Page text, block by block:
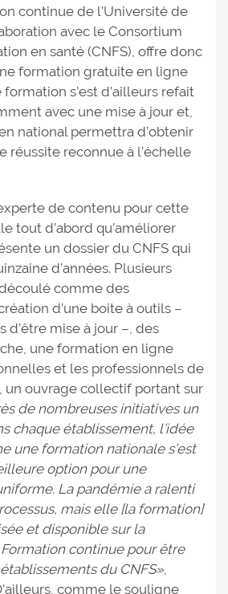
continue de l’Université de
avec le Consortium
en santé (CNFS), offre donc
formation gratuite en ligne
s’est d’ailleurs refait
avec une mise à jour et,
national permettra d’obtenir
réussite reconnue à l’échelle
de contenu pour cette
tout d’abord qu’améliorer
un dossier du CNFS qui
d’années. Plusieurs
comme des
d’une boite à outils –
d’être mise à jour –, des
une formation en ligne
et les professionnels de
un ouvrage collectif portant sur
de nombreuses initiatives un
chaque établissement, l’idée
une formation nationale s’est
option pour une
La pandémie a ralenti
mais elle [la formation]
et disponible sur la
continue pour être
du CNFS»,
comme le souligne